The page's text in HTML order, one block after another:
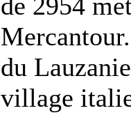
du
village